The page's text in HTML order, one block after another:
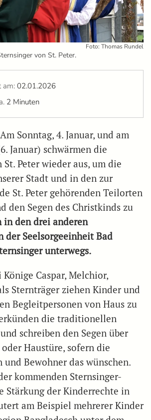
Foto: Thomas Rundel
von St. Peter.
am: 02.01.2026
2 Minuten
Sonntag, 4. Januar, und am
Januar) schwärmen die
St. Peter wieder aus, um die
Stadt und in den zur
St. Peter gehörenden Teilorten
den Segen des Christkinds zu
in den drei anderen
der Seelsorgeeinheit Bad
unterwegs.
Caspar, Melchior,
Sternträger ziehen Kinder und
Begleitpersonen von Haus zu
die traditionellen
schreiben den Segen über
Haustüre, sofern die
und Bewohner das wünschen.
kommenden Sternsinger-
Stärkung der Kinderrechte in
am Beispiel mehrerer Kinder